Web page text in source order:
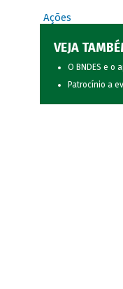
Ações
VEJA
O BNDES e o
Patrocínio a